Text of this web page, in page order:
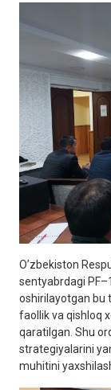
O’zbekiston
sentyabrdagi
oshirilayotgan bu
faollik va qishloq
qaratilgan. Shu
strategiyalarini
muhitini